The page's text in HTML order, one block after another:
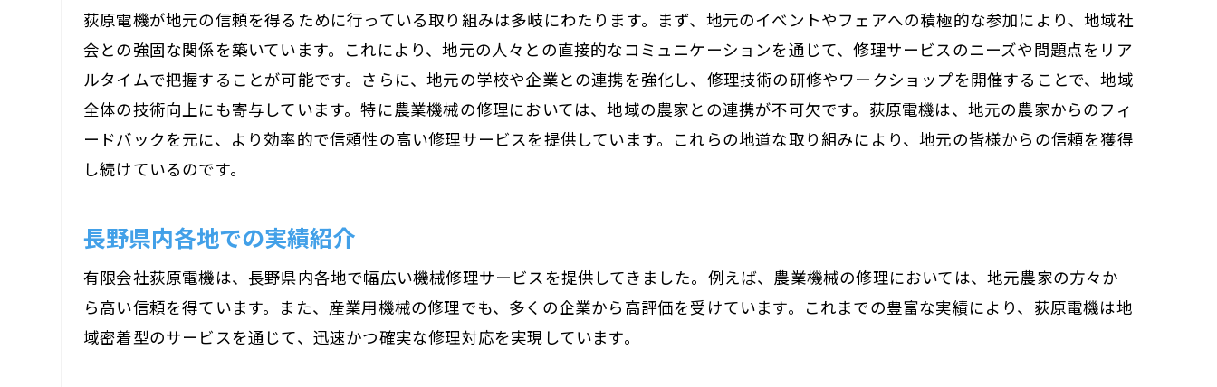
お客様のニーズに応じたカスタマイズ修理
他社にはない幅広い対応力
地域の特性に合わせた柔軟な対応荻原電機の修理サービス
地域特性を考慮したサービス提供
都市部と山間部での修理対応の違い
信頼される技術力荻原電機が提供する長野県の機械修理
技術者の育成と研修制度
荻原電機が地元の信頼を得るために行っている取り組みは多岐にわたります。まず、地元のイベントやフェアへの積極的な参加により、地域社
会との強固な関係を築いています。これにより、地元の人々との直接的なコミュニケーションを通じて、修理サービスのニーズや問題点をリア
ルタイムで把握することが可能です。さらに、地元の学校や企業との連携を強化し、修理技術の研修やワークショップを開催することで、地域
全体の技術向上にも寄与しています。特に農業機械の修理においては、地域の農家との連携が不可欠です。荻原電機は、地元の農家からのフィ
ードバックを元に、より効率的で信頼性の高い修理サービスを提供しています。これらの地道な取り組みにより、地元の皆様からの信頼を獲得
し続けているのです。
長野県内各地での実績紹介
有限会社荻原電機は、長野県内各地で幅広い機械修理サービスを提供してきました。例えば、農業機械の修理においては、地元農家の方々か
ら高い信頼を得ています。また、産業用機械の修理でも、多くの企業から高評価を受けています。これまでの豊富な実績により、荻原電機は地
域密着型のサービスを通じて、迅速かつ確実な修理対応を実現しています。